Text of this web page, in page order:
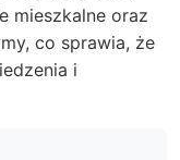
mieszkalne oraz
co sprawia, że
i